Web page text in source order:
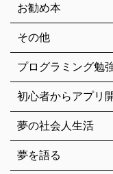
お勧め本
その他
プログラミング勉
初心者からアプリ
夢の社会人生活
夢を語る